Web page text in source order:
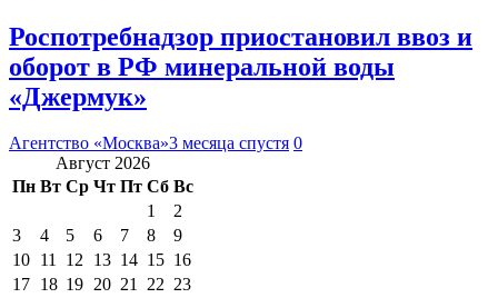
Роспотребнадзор приостановил ввоз и
оборот в РФ минеральной воды
«Джермук»
Агентство «Москва»3 месяца спустя 0
Август 2026
Пн Вт Ср Чт Пт Сб Вс
1
2
3
4 5 6 7 8
9
10 11 12 13 14 15 16
17 18 19 20 21 22 23